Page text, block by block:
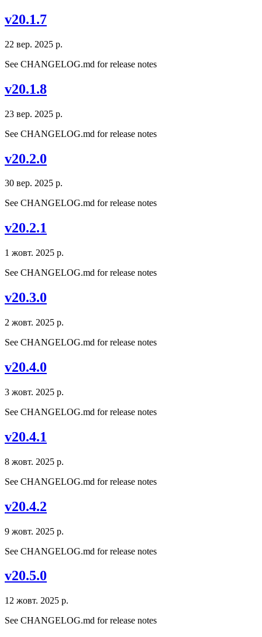
v20.1.7
22 вер. 2025 р.
See CHANGELOG.md for release notes
v20.1.8
23 вер. 2025 р.
See CHANGELOG.md for release notes
v20.2.0
30 вер. 2025 р.
See CHANGELOG.md for release notes
v20.2.1
1 жовт. 2025 р.
See CHANGELOG.md for release notes
v20.3.0
2 жовт. 2025 р.
See CHANGELOG.md for release notes
v20.4.0
3 жовт. 2025 р.
See CHANGELOG.md for release notes
v20.4.1
8 жовт. 2025 р.
See CHANGELOG.md for release notes
v20.4.2
9 жовт. 2025 р.
See CHANGELOG.md for release notes
v20.5.0
12 жовт. 2025 р.
See CHANGELOG.md for release notes